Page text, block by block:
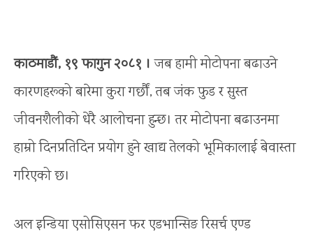
काठमाडौं, १९ फागुन २०८१ । जब हामी मोटोपना बढाउने
कारणहरूको बारेमा कुरा गर्छौं, तब जंक फुड र सुस्त
जीवनशैलीको धेरै आलोचना हुन्छ। तर मोटोपना बढाउनमा
हाम्रो दिनप्रतिदिन प्रयोग हुने खाद्य तेलको भूमिकालाई बेवास्ता
गरिएको छ।
अल इन्डिया एसोसिएसन फर एडभान्सिङ रिसर्च एण्ड